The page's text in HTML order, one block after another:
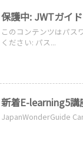
保護中: JWTガイ
このコンテンツはパス
ください: パス...
新着E-learning5講
JapanWonderGuide